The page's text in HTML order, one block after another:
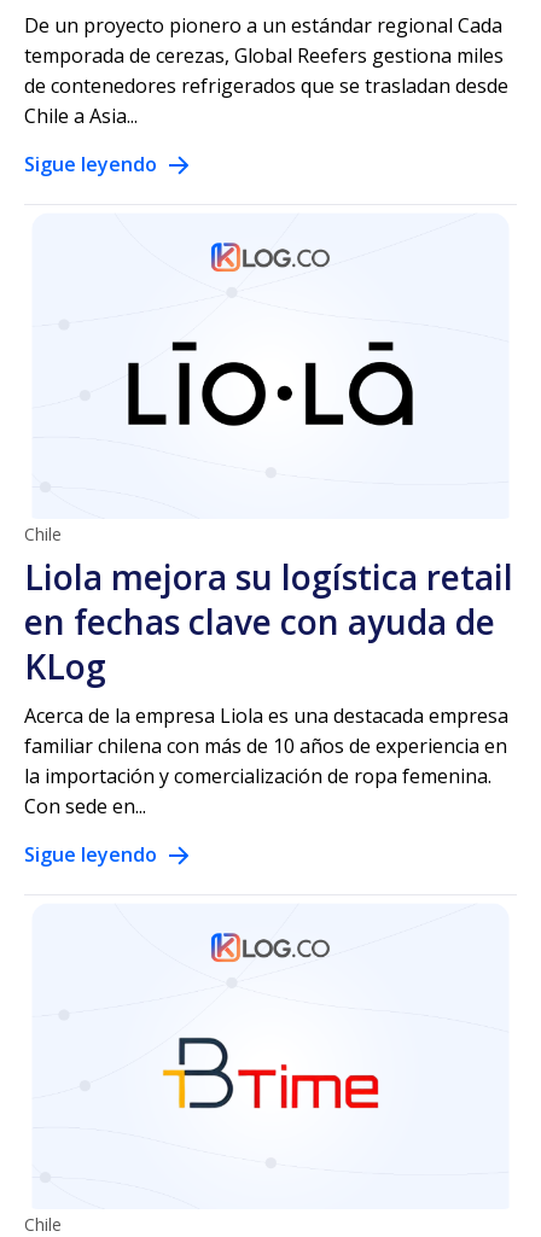
De un proyecto pionero a un estándar regional Cada
temporada de cerezas, Global Reefers gestiona miles
de contenedores refrigerados que se trasladan desde
Chile a Asia...
Sigue leyendo
Chile
Liola mejora su logística retail
en fechas clave con ayuda de
KLog
Acerca de la empresa Liola es una destacada empresa
familiar chilena con más de 10 años de experiencia en
la importación y comercialización de ropa femenina.
Con sede en...
Sigue leyendo
Chile